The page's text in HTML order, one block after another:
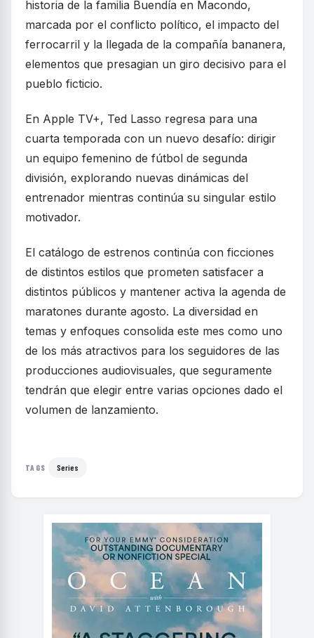
historia de la familia Buendía en Macondo,
marcada por el conflicto político, el impacto del
ferrocarril y la llegada de la compañía bananera,
elementos que presagian un giro decisivo para el
pueblo ficticio.
En Apple TV+, Ted Lasso regresa para una
cuarta temporada con un nuevo desafío: dirigir
un equipo femenino de fútbol de segunda
división, explorando nuevas dinámicas del
entrenador mientras continúa su singular estilo
motivador.
El catálogo de estrenos continúa con ficciones
de distintos estilos que prometen satisfacer a
distintos públicos y mantener activa la agenda de
maratones durante agosto. La diversidad en
temas y enfoques consolida este mes como uno
de los más atractivos para los seguidores de las
producciones audiovisuales, que seguramente
tendrán que elegir entre varias opciones dado el
volumen de lanzamiento.
TAGS Series